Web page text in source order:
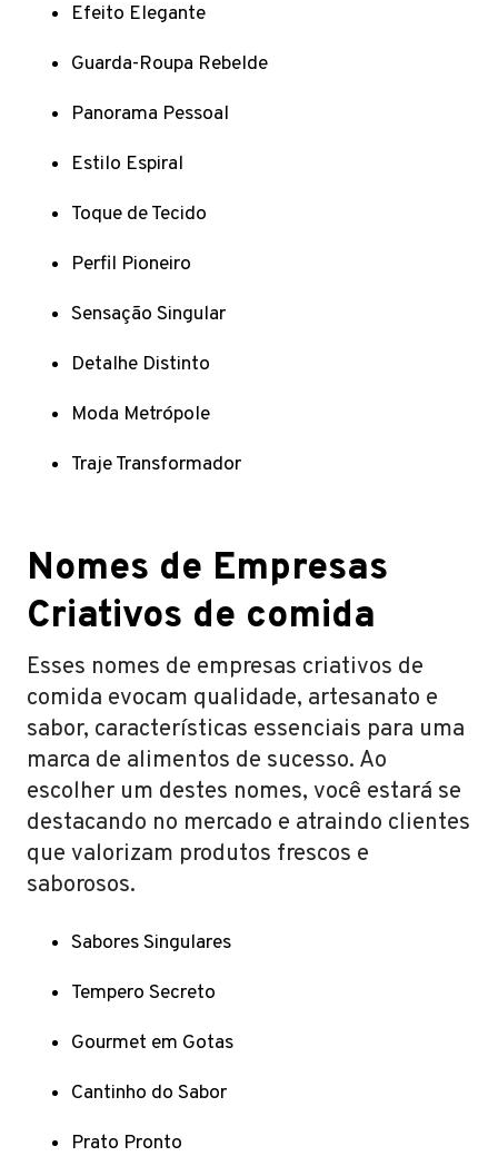
Efeito Elegante
Guarda-Roupa Rebelde
Panorama Pessoal
Estilo Espiral
Toque de Tecido
Perfil Pioneiro
Sensação Singular
Detalhe Distinto
Moda Metrópole
Traje Transformador
Nomes de Empresas
Criativos de comida
Esses nomes de empresas criativos de
comida evocam qualidade, artesanato e
sabor, características essenciais para uma
marca de alimentos de sucesso. Ao
escolher um destes nomes, você estará se
destacando no mercado e atraindo clientes
que valorizam produtos frescos e
saborosos.
Sabores Singulares
Tempero Secreto
Gourmet em Gotas
Cantinho do Sabor
Prato Pronto